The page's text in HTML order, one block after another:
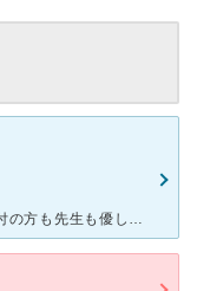
子供にとって初めての歯医者さんです。 受付の方も先生も優しくて、歯医者さんの怖い雰囲気はありません。 定期的に虫歯のチェックと、フッ素塗布の為に通院していましたが いつもとても丁寧に診てくださり